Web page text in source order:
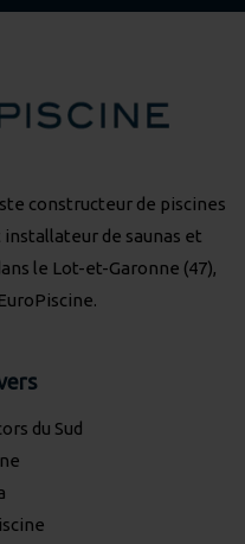
constructeur de piscines
installateur de saunas et
le Lot-et-Garonne (47),
EuroPiscine.
du Sud